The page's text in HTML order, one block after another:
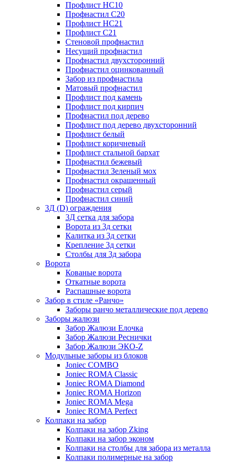
Профлист НС10
Профнастил С20
Профлист НС21
Профлист С21
Стеновой профнастил
Несущий профнастил
Профнастил двухсторонний
Профнастил оцинкованный
Забор из профнастила
Матовый профнастил
Профлист под камень
Профлист под кирпич
Профнастил под дерево
Профлист под дерево двухсторонний
Профлист белый
Профлист коричневый
Профлист стальной бархат
Профнастил бежевый
Профнастил Зеленый мох
Профнастил окрашенный
Профнастил серый
Профнастил синий
3Д (D) ограждения
3Д сетка для забора
Ворота из 3д сетки
Калитка из 3д сетки
Крепление 3д сетки
Столбы для 3д забора
Ворота
Кованые ворота
Откатные ворота
Распашные ворота
Забор в стиле «Ранчо»
Заборы ранчо металлические под дерево
Заборы жалюзи
Забор Жалюзи Елочка
Забор Жалюзи Реснички
Забор Жалюзи ЭКО-Z
Модульные заборы из блоков
Joniec COMBO
Joniec ROMA Classic
Joniec ROMA Diamond
Joniec ROMA Horizon
Joniec ROMA Mega
Joniec ROMA Perfect
Колпаки на забор
Колпаки на забор Zking
Колпаки на забор эконом
Колпаки на столбы для забора из металла
Колпаки полимерные на забор